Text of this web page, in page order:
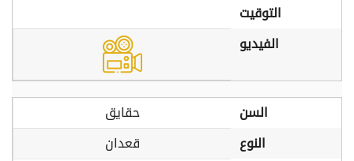
التوقيت
الفيديو
السن
حقايق
النوع
قعدان